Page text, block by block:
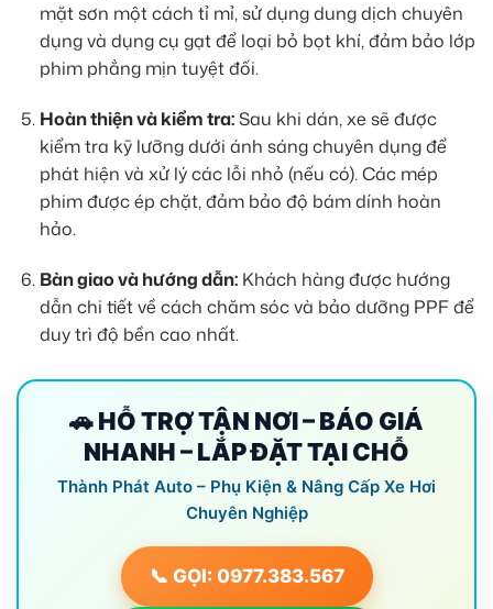
mặt sơn một cách tỉ mỉ, sử dụng dung dịch chuyên
dụng và dụng cụ gạt để loại bỏ bọt khí, đảm bảo lớp
phim phẳng mịn tuyệt đối.
Hoàn thiện và kiểm tra:Sau khi dán, xe sẽ được
kiểm tra kỹ lưỡng dưới ánh sáng chuyên dụng để
phát hiện và xử lý các lỗi nhỏ (nếu có). Các mép
phim được ép chặt, đảm bảo độ bám dính hoàn
hảo.
Bàn giao và hướng dẫn:Khách hàng được hướng
dẫn chi tiết về cách chăm sóc và bảo dưỡng PPF để
duy trì độ bền cao nhất.
🚗 HỖ TRỢ TẬN NƠI – BÁO GIÁ
NHANH – LẮP ĐẶT TẠI CHỖ
Thành Phát Auto – Phụ Kiện & Nâng Cấp Xe Hơi
Chuyên Nghiệp
📞 GỌI: 0977.383.567